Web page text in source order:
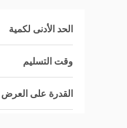
الحد الأدنى لكمية
وقت التسليم
القدرة على العرض